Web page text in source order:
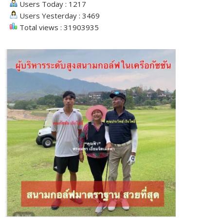
Users Today : 1217
Users Yesterday : 3469
Total views : 31903935